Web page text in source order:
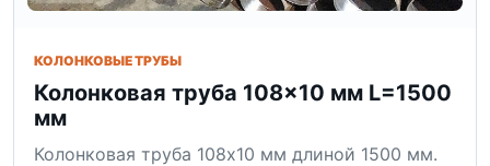
КОЛОНКОВЫЕ ТРУБЫ
Колонковая труба 108×10 мм L=1500
мм
Колонковая труба 108x10 мм длиной 1500 мм.